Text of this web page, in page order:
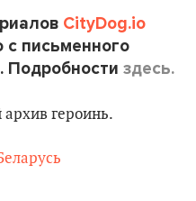
CityDog.io
с письменного
Подробности здесь.
героинь.